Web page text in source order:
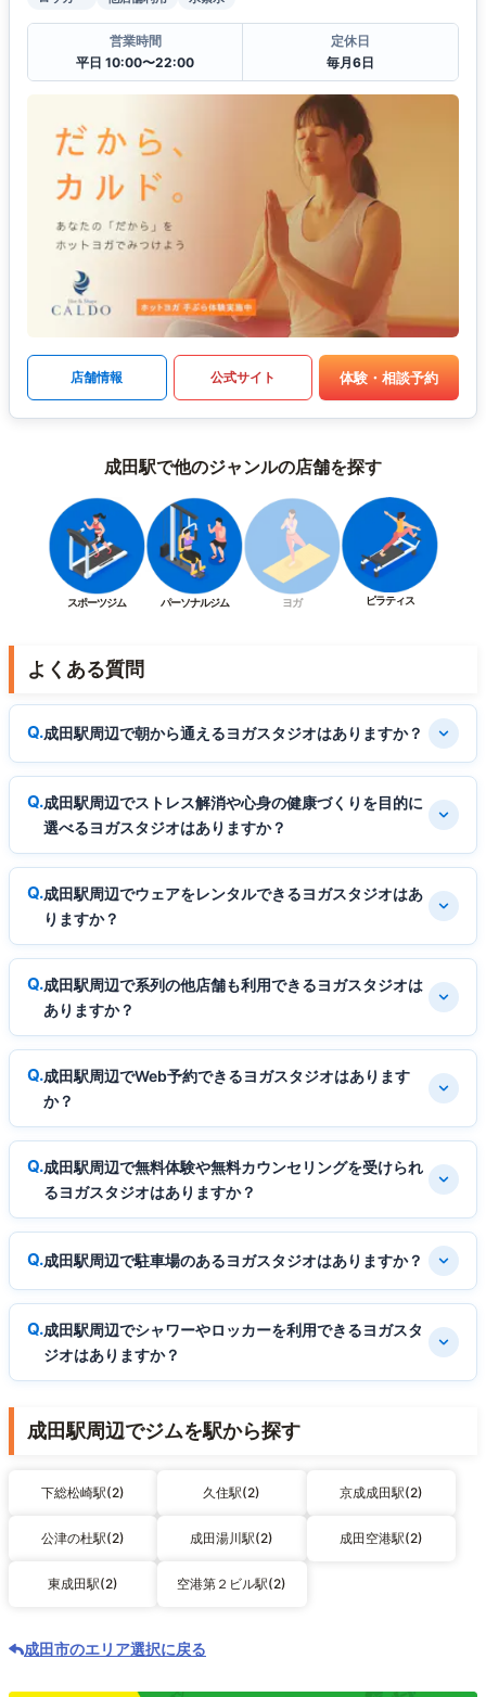
営業時間
平日 10:00〜22:00
定休日
毎月6日
店舗情報 公式サイト 体験・相談予約
成田駅で他のジャンルの店舗を探す
スポーツジム パーソナルジム ヨガ ピラティス
よくある質問
成田駅周辺で朝から通えるヨガスタジオはありますか？
成田駅周辺でストレス解消や心身の健康づくりを目的に
選べるヨガスタジオはありますか？
成田駅周辺でウェアをレンタルできるヨガスタジオはあ
りますか？
成田駅周辺で系列の他店舗も利用できるヨガスタジオは
ありますか？
成田駅周辺でWeb予約できるヨガスタジオはあります
か？
成田駅周辺で無料体験や無料カウンセリングを受けられ
るヨガスタジオはありますか？
成田駅周辺で駐車場のあるヨガスタジオはありますか？
成田駅周辺でシャワーやロッカーを利用できるヨガスタ
ジオはありますか？
成田駅周辺でジムを駅から探す
下総松崎駅(2) 久住駅(2) 京成成田駅(2)
公津の杜駅(2) 成田湯川駅(2) 成田空港駅(2)
東成田駅(2) 空港第２ビル駅(2)
成田市のエリア選択に戻る